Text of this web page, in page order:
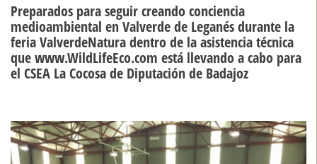
Preparados para seguir creando conciencia
medioambiental en Valverde de Leganés durante la
feria ValverdeNatura dentro de la asistencia técnica
que www.WildLifeEco.com está llevando a cabo para
el CSEA La Cocosa de Diputación de Badajoz